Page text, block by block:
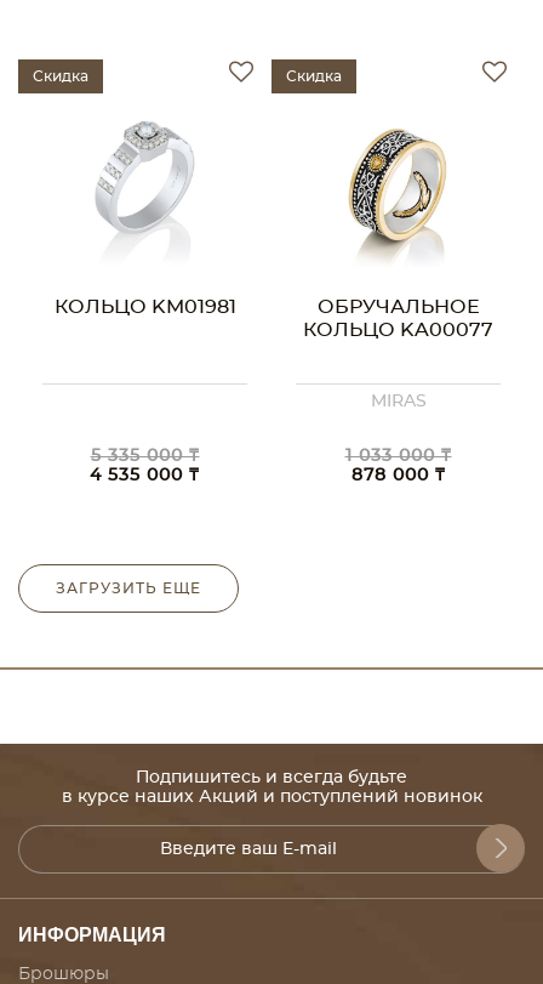
Скидка
КОЛЬЦО KM01981
5 335 000 ₸
4 535 000 ₸
Скидка
ОБРУЧАЛЬНОЕ
КОЛЬЦО KA00077
MIRAS
1 033 000 ₸
878 000 ₸
ЗАГРУЗИТЬ ЕЩЕ
Подпишитесь и всегда будьте
в курсе наших Акций и поступлений новинок
ИНФОРМАЦИЯ
Брошюры